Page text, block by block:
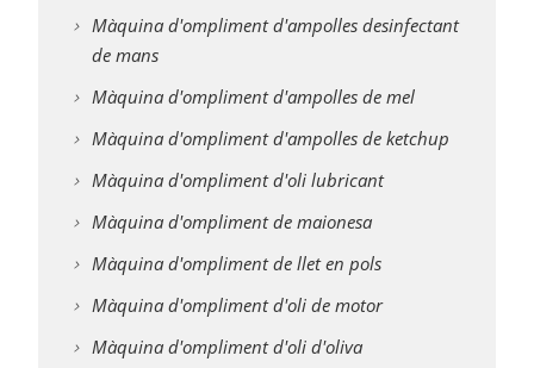
Màquina d'ompliment d'ampolles desinfectant
de mans
Màquina d'ompliment d'ampolles de mel
Màquina d'ompliment d'ampolles de ketchup
Màquina d'ompliment d'oli lubricant
Màquina d'ompliment de maionesa
Màquina d'ompliment de llet en pols
Màquina d'ompliment d'oli de motor
Màquina d'ompliment d'oli d'oliva